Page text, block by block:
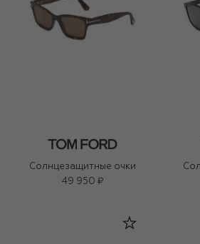
Солнцезащитные очки
49 950 ₽